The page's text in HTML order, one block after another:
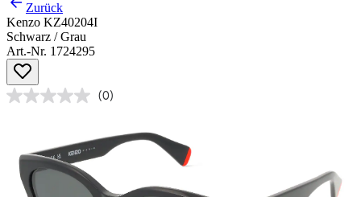
Zurück
Kenzo KZ40204I
Schwarz / Grau
Art.-Nr. 1724295
(0)